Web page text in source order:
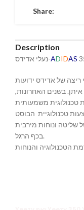
Share:
Description
נעלי אדידס-ADIDAS
ריצה של אדידס ידועות
בשנים האחרונות,
משמעותית
טכנולוגיית הבוסט
שליטה ונוחות מירבית
בכף הרגל.